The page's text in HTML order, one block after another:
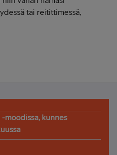
tai reitittimessä,
moodissa, kunnes